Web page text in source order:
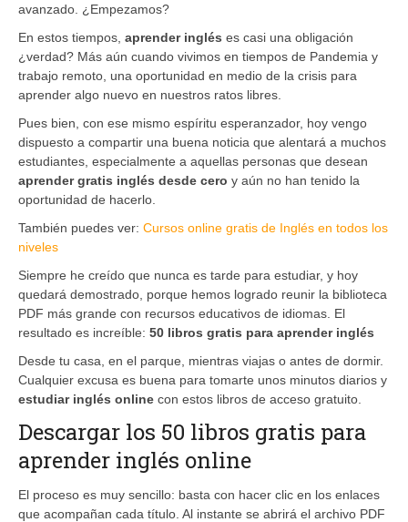
avanzado. ¿Empezamos?
En estos tiempos, aprender inglés es casi una obligación
¿verdad? Más aún cuando vivimos en tiempos de Pandemia y
trabajo remoto, una oportunidad en medio de la crisis para
aprender algo nuevo en nuestros ratos libres.
Pues bien, con ese mismo espíritu esperanzador, hoy vengo
dispuesto a compartir una buena noticia que alentará a muchos
estudiantes, especialmente a aquellas personas que desean
aprender gratis inglés desde cero y aún no han tenido la
oportunidad de hacerlo.
También puedes ver: Cursos online gratis de Inglés en todos los
niveles
Siempre he creído que nunca es tarde para estudiar, y hoy
quedará demostrado, porque hemos logrado reunir la biblioteca
PDF más grande con recursos educativos de idiomas. El
resultado es increíble: 50 libros gratis para aprender inglés
Desde tu casa, en el parque, mientras viajas o antes de dormir.
Cualquier excusa es buena para tomarte unos minutos diarios y
estudiar inglés online con estos libros de acceso gratuito.
Descargar los 50 libros gratis para
aprender inglés online
El proceso es muy sencillo: basta con hacer clic en los enlaces
que acompañan cada título. Al instante se abrirá el archivo PDF